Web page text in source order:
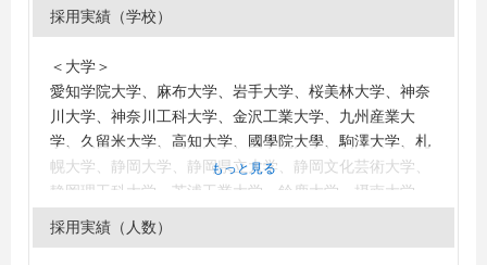
採用実績（学校）
＜大学＞
愛知学院大学、麻布大学、岩手大学、桜美林大学、神奈
川大学、神奈川工科大学、金沢工業大学、九州産業大
学、久留米大学、高知大学、國學院大學、駒澤大学、札
幌大学、静岡大学、静岡県立大学、静岡文化芸術大学、
静岡理工科大学、芝浦工業大学、鈴鹿大学、摂南大学、
大東文化大学、玉川大学、千葉工業大学、中部大学、東
海大学、東京農工大学、同志社大学、東洋大学、東洋英
もっと見る
採用実績（人数）